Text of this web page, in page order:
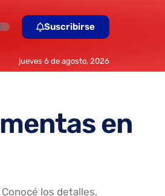
Suscribirse
jueves 6 de agosto, 2026
en
los detalles.